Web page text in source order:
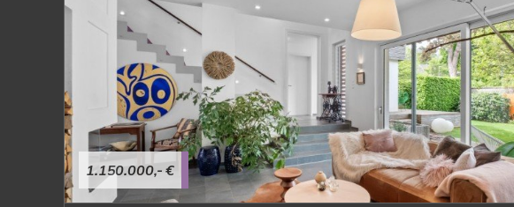
1.150.000,- €